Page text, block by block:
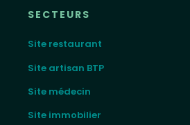
SECTEURS
Site restaurant
Site artisan BTP
Site médecin
Site immobilier